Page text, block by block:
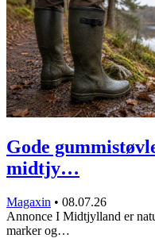
Gode
midtjy…
Magaxin • 08.07.26
Annonce I Midtjylland er
marker og…